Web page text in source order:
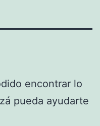
encontrar lo
pueda ayudarte